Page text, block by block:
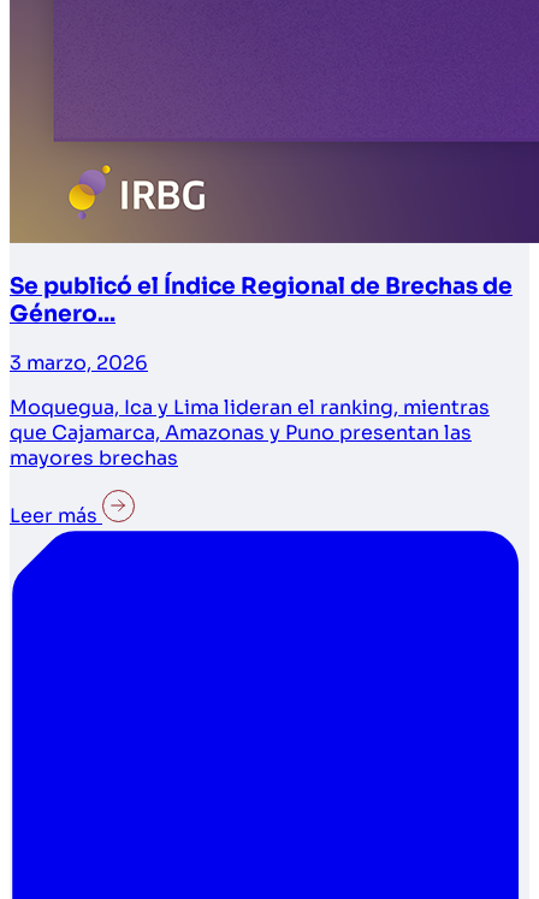
Se publicó el Índice Regional de Brechas de
Género...
3 marzo, 2026
Moquegua, Ica y Lima lideran el ranking, mientras
que Cajamarca, Amazonas y Puno presentan las
mayores brechas
Leer más